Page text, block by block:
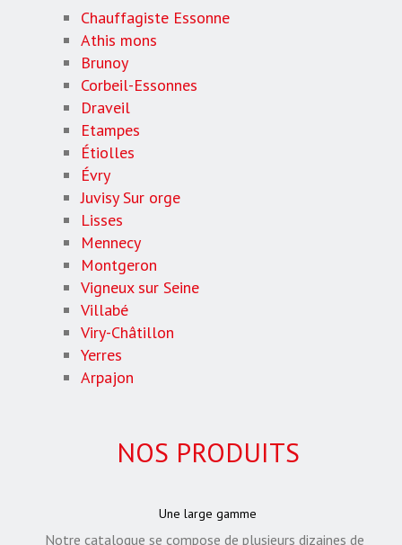
Chauffagiste Essonne
Athis mons
Brunoy
Corbeil-Essonnes
Draveil
Etampes
Étiolles
Évry
Juvisy Sur orge
Lisses
Mennecy
Montgeron
Vigneux sur Seine
Villabé
Viry-Châtillon
Yerres
Arpajon
NOS PRODUITS
Une large gamme
Notre catalogue se compose de plusieurs dizaines de